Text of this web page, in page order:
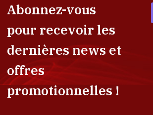
Abonnez-vous
pour recevoir les
dernières news et
offres
promotionnelles !